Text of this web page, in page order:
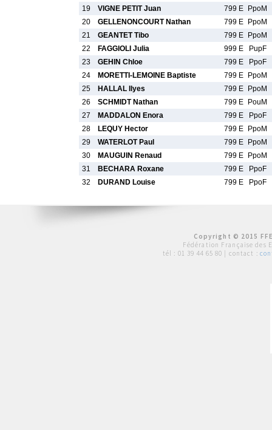
19
VIGNE PETIT Juan 799 E
PpoM
20
GELLENONCOURT Nathan 799 E
PpoM
21
GEANTET Tibo 799 E
PpoM
22
FAGGIOLI Julia 999 E
PupF
23
GEHIN Chloe 799 E
PpoF
24
MORETTI-LEMOINE Baptiste 799 E
PpoM
25
HALLAL Ilyes 799 E
PpoM
26
SCHMIDT Nathan 799 E
PouM
27
MADDALON Enora 799 E
PpoF
28
LEQUY Hector 799 E
PpoM
29
WATERLOT Paul 799 E
PpoM
30
MAUGUIN Renaud 799 E
PpoM
31
BECHARA Roxane 799 E
PpoF
32
DURAND Louise 799 E PpoF
Copyright © 2015
Fédération Française des
tél : 01 39 44 65 80 | contact :